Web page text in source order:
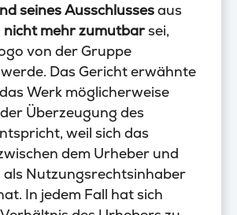
seines Ausschlussesaus
nicht mehr zumutbarsei,
von der Gruppe
Das Gericht erwähnte
Werk möglicherweise
Überzeugung des
weil sich das
dem Urheber und
als Nutzungsrechtsinhaber
In jedem Fall hat sich